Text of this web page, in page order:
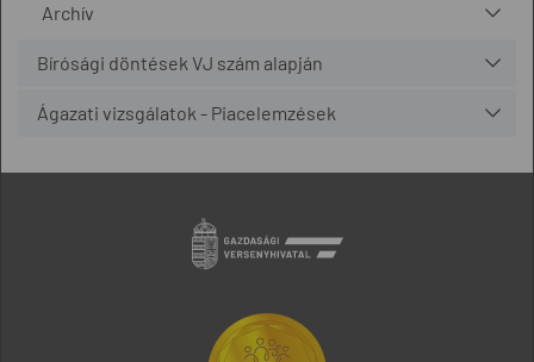
Archív
Bírósági döntések VJ szám alapján
Ágazati vizsgálatok - Piacelemzések